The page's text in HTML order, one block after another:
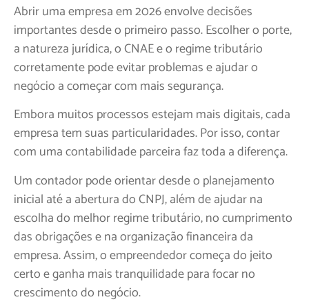
Abrir uma empresa em 2026 envolve decisões
importantes desde o primeiro passo. Escolher o porte,
a natureza jurídica, o CNAE e o regime tributário
corretamente pode evitar problemas e ajudar o
negócio a começar com mais segurança.
Embora muitos processos estejam mais digitais, cada
empresa tem suas particularidades. Por isso, contar
com uma contabilidade parceira faz toda a diferença.
Um contador pode orientar desde o planejamento
inicial até a abertura do CNPJ, além de ajudar na
escolha do melhor regime tributário, no cumprimento
das obrigações e na organização financeira da
empresa. Assim, o empreendedor começa do jeito
certo e ganha mais tranquilidade para focar no
crescimento do negócio.